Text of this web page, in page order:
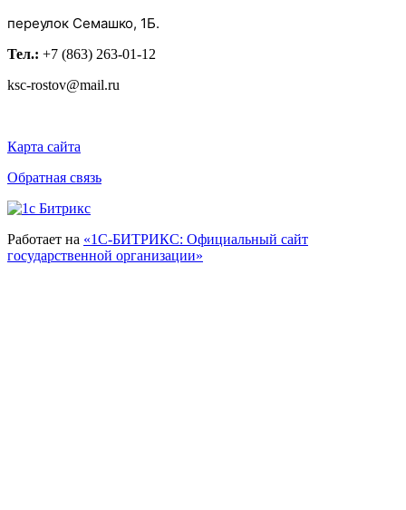
переулок Семашко, 1Б.
Тел.: +7 (863) 263-01-12
ksc-rostov@mail.ru
Карта сайта
Обратная связь
Работает на «1С-БИТРИКС: Официальный сайт
государственной организации»